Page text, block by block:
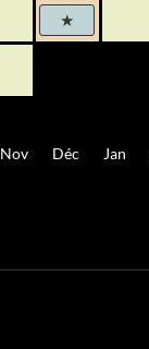
Nov Déc Jan